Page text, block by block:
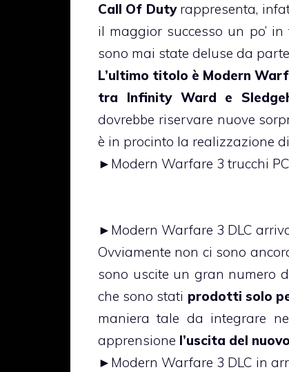
Call Of Duty rappresenta,
il maggior successo un po’
sono mai state deluse da
L’ultimo titolo è Modern
tra Infinity Ward e
dovrebbe riservare nuove
è in procinto la realizzazione
► Modern Warfare 3 trucchi PC
► Modern Warfare 3 DLC
Ovviamente non ci sono
sono uscite un gran numero
che sono stati prodotti solo
maniera tale da integrare
apprensione l’uscita del
► Modern Warfare 3 DLC in